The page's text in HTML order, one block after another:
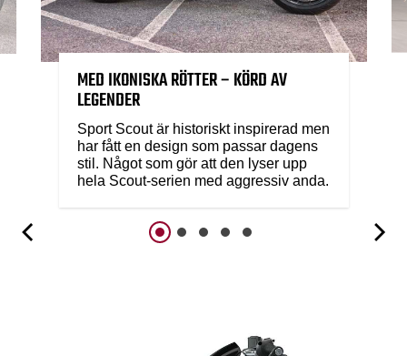
MED IKONISKA RÖTTER – KÖRD AV
LEGENDER
Sport Scout är historiskt inspirerad men
har fått en design som passar dagens
stil. Något som gör att den lyser upp
hela Scout-serien med aggressiv anda.